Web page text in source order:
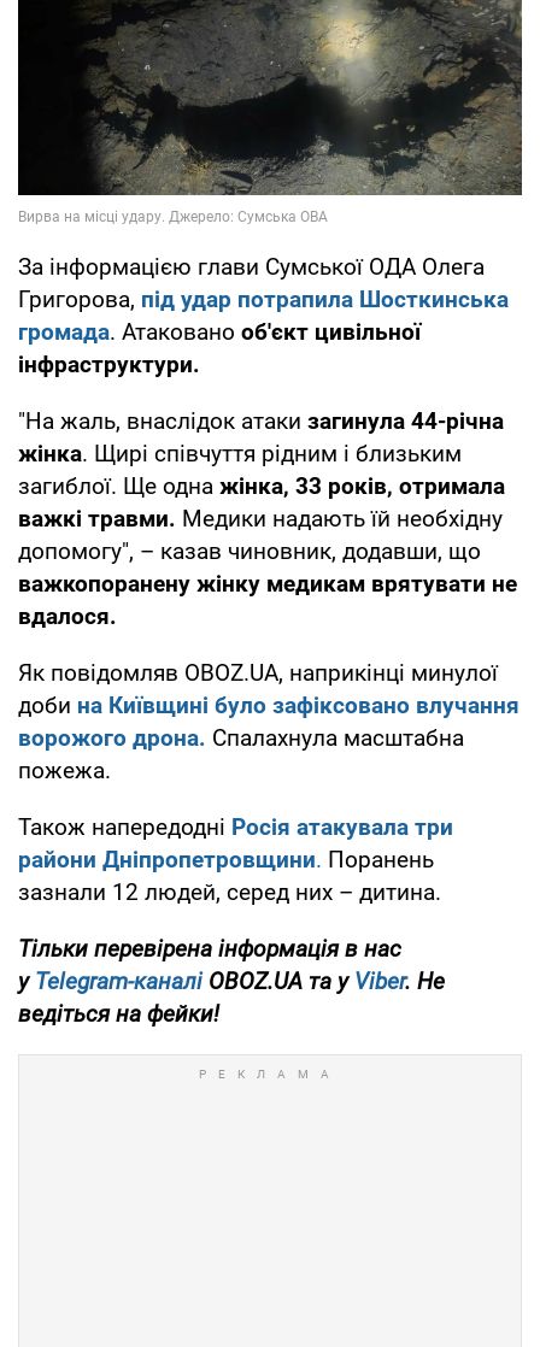
За інформацією глави Сумської ОДА Олега
Григорова, під удар потрапила Шосткинська
громада. Атаковано об'єкт цивільної
інфраструктури.
"На жаль, внаслідок атаки загинула 44-річна
жінка. Щирі співчуття рідним і близьким
загиблої. Ще одна жінка, 33 років, отримала
важкі травми. Медики надають їй необхідну
допомогу", – казав чиновник, додавши, що
важкопоранену жінку медикам врятувати не
вдалося.
Як повідомляв OBOZ.UA, наприкінці минулої
доби на Київщині було зафіксовано влучання
ворожого дрона. Спалахнула масштабна
пожежа.
Також напередодні Росія атакувала три
райони Дніпропетровщини. Поранень
зазнали 12 людей, серед них – дитина.
Тільки перевірена інформація в нас
уTelegram-каналіOBOZ.UA та уViber. Не
ведіться на фейки!